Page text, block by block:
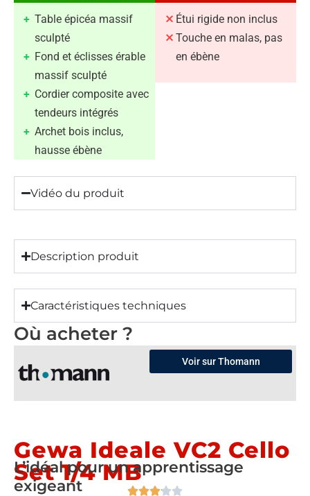
Table épicéa massif
sculpté
Fond et éclisses érable
massif sculpté
Cordier composite avec
tendeurs intégrés
Archet bois inclus,
hausse ébène
Étui rigide non inclus
Touche en malas, pas
en ébène
Vidéo du produit
Description produit
Caractéristiques techniques
Où acheter ?
Voir sur Thomann
Gewa Ideale VC2 Cello
Set 1/4 MB
L’idéal pour un apprentissage
exigeant